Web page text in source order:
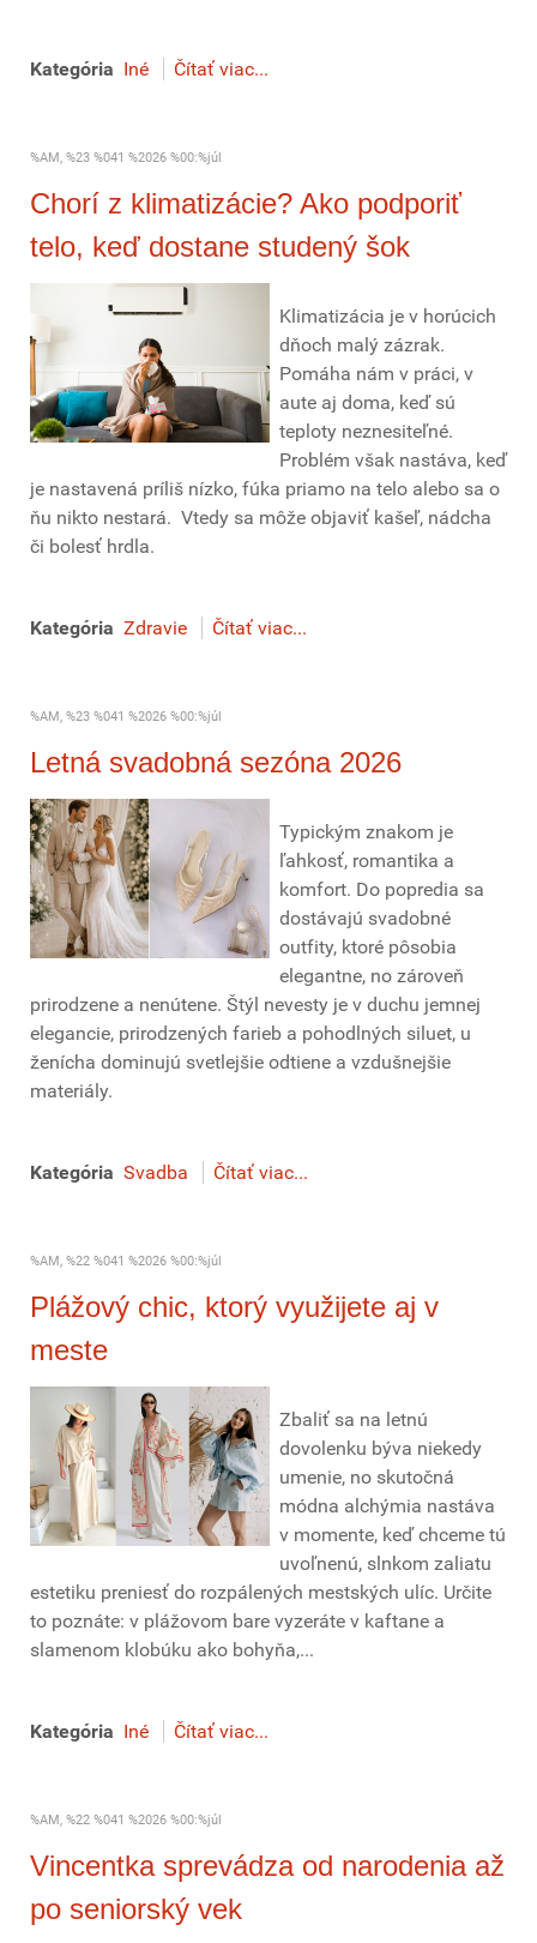
Kategória Iné Čítať viac...
%AM, %23 %041 %2026 %00:%júl
Chorí z klimatizácie? Ako podporiť
telo, keď dostane studený šok
Klimatizácia je v horúcich
dňoch malý zázrak.
Pomáha nám v práci, v
aute aj doma, keď sú
teploty neznesiteľné.
Problém však nastáva, keď
je nastavená príliš nízko, fúka priamo na telo alebo sa o
ňu nikto nestará. Vtedy sa môže objaviť kašeľ, nádcha
či bolesť hrdla.
Kategória Zdravie Čítať viac...
%AM, %23 %041 %2026 %00:%júl
Letná svadobná sezóna 2026
Typickým znakom je
ľahkosť, romantika a
komfort. Do popredia sa
dostávajú svadobné
outfity, ktoré pôsobia
elegantne, no zároveň
prirodzene a nenútene. Štýl nevesty je v duchu jemnej
elegancie, prirodzených farieb a pohodlných siluet, u
ženícha dominujú svetlejšie odtiene a vzdušnejšie
materiály.
Kategória Svadba Čítať viac...
%AM, %22 %041 %2026 %00:%júl
Plážový chic, ktorý využijete aj v
meste
Zbaliť sa na letnú
dovolenku býva niekedy
umenie, no skutočná
módna alchýmia nastáva
v momente, keď chceme tú
uvoľnenú, slnkom zaliatu
estetiku preniesť do rozpálených mestských ulíc. Určite
to poznáte: v plážovom bare vyzeráte v kaftane a
slamenom klobúku ako bohyňa,...
Kategória Iné Čítať viac...
%AM, %22 %041 %2026 %00:%júl
Vincentka sprevádza od narodenia až
po seniorský vek